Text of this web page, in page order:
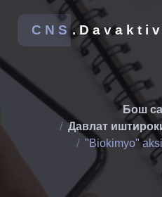
CNS
Бош
Давлат
"Biokimyo"